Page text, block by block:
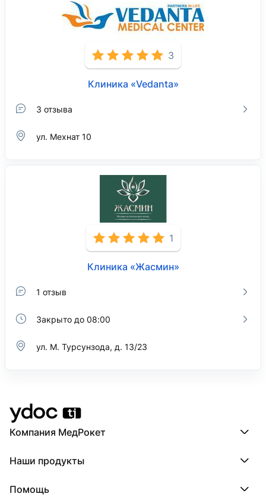
3
Клиника «Vedanta»
3 отзыва
ул. Мехнат 10
1
Клиника «Жасмин»
1 отзыв
Закрыто до 08:00
ул. М. Турсунзода, д. 13/23
Компания МедРокет
О YDoc
Наши продукты
ПроТаблетки
Помощь